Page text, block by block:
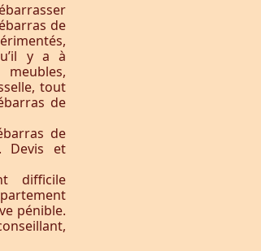
de
y a à
tout
de
de
Devis et
difficile
pénible.